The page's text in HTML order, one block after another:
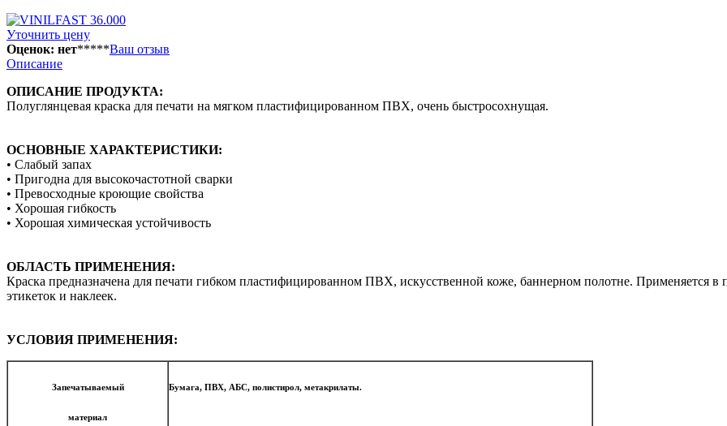
Уточнить цену
Оценок: нет*****Ваш отзыв
Описание
ОПИСАНИЕ ПРОДУКТА:
Полуглянцевая краска для печати на мягком пластифицированном ПВХ, очень быстросохнущая.
ОСНОВНЫЕ ХАРАКТЕРИСТИКИ:
• Слабый запах
• Пригодна для высокочастотной сварки
• Превосходные кроющие свойства
• Хорошая гибкость
• Хорошая химическая устойчивость
ОБЛАСТЬ ПРИМЕНЕНИЯ:
Краска предназначена для печати гибком пластифицированном ПВХ, искусственной коже, баннерном полотне. Применяется в
этикеток и наклеек.
УСЛОВИЯ ПРИМЕНЕНИЯ:
Запечатываемый
материал
Бумага, ПВХ, АБС, полистирол, метакрилаты.